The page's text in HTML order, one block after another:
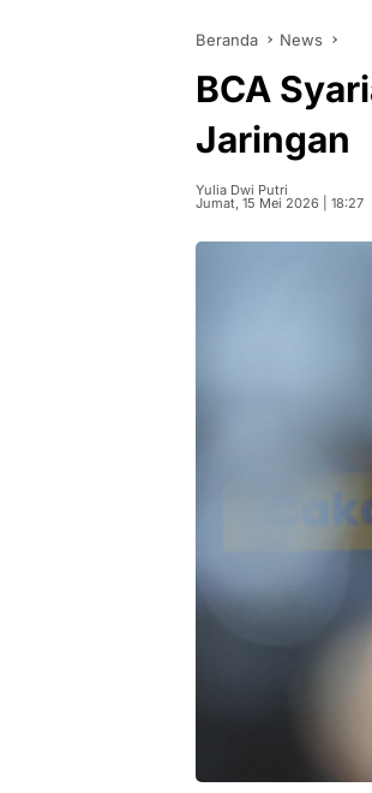
Beranda News
BCA
Jaringan
Yulia Dwi Putri
Jumat, 15 Mei 2026 | 18:27